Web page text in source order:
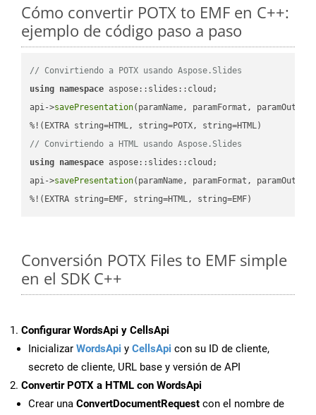
Cómo convertir POTX to EMF en C++:
ejemplo de código paso a paso
// Convirtiendo a POTX usando Aspose.Slides
using namespace aspose::slides::cloud;
api->savePresentation(paramName, paramFormat,
// Convirtiendo a HTML usando Aspose.Slides
using namespace aspose::slides::cloud;
api->savePresentation(paramName, paramFormat,
%!(EXTRA string=EMF, string=HTML, string=EMF)
Conversión POTX Files to EMF simple
en el SDK C++
Configurar WordsApi y CellsApi
Inicializar WordsApi y CellsApi con su ID de cliente,
secreto de cliente, URL base y versión de API
Convertir POTX a HTML con WordsApi
Crear una ConvertDocumentRequest con el nombre de